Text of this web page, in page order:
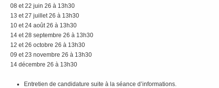
08 et 22 juin 26 à 13h30
13 et 27 juillet 26 à 13h30
10 et 24 août 26 à 13h30
14 et 28 septembre 26 à 13h30
12 et 26 octobre 26 à 13h30
09 et 23 novembre 26 à 13h30
14 décembre 26 à 13h30
Entretien de candidature suite à la séance d’informations.